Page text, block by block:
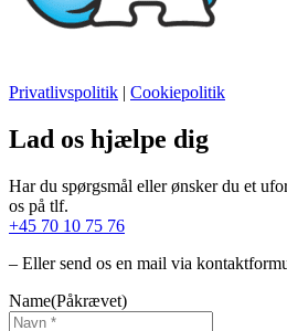
Privatlivspolitik | Cookiepolitik
Lad os hjælpe dig
Har du spørgsmål eller ønsker du et
os på tlf.
+45 70 10 75 76
– Eller send os en mail via
Name(Påkrævet)